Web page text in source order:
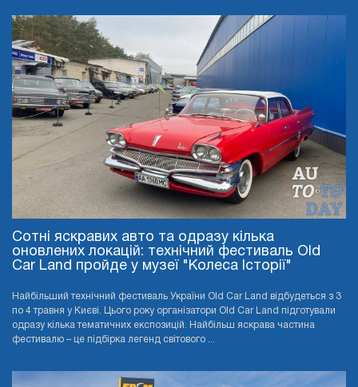
Сотні яскравих авто та одразу кілька
оновлених локацій: технічний фестиваль Old
Car Land пройде у музеї "Колеса Історії"
Найбільший технічний фестиваль України Old Car Land відбудеться з 3
по 4 травня у Києві. Цього року організатори Old Car Land підготували
одразу кілька тематичних експозицій. Найбільш яскрава частина
фестивалю – це підбірка легенд світового ...